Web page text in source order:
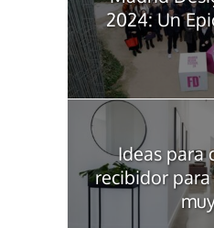
2024: Un
Ideas para
recibidor